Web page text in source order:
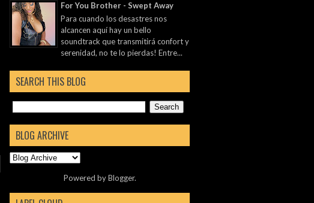
For You Brother - Swept Away
Para cuando los desastres nos
alcancen aquí hay un bello
soundtrack que transmitirá confort y
serenidad, no te lo pierdas! Entre...
SEARCH THIS BLOG
BLOG ARCHIVE
Powered byBlogger.